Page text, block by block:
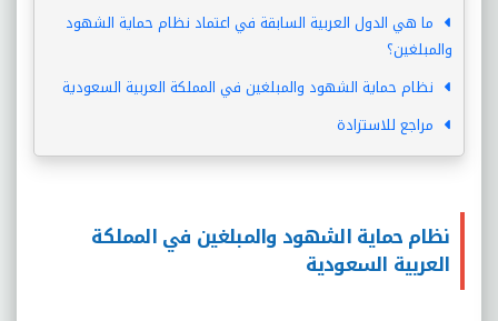
ما هي الدول العربية السابقة في اعتماد نظام حماية الشهود
والمبلغين؟
نظام حماية الشهود والمبلغين في المملكة العربية السعودية
مراجع للاستزادة
نظام حماية الشهود والمبلغين في المملكة
العربية السعودية